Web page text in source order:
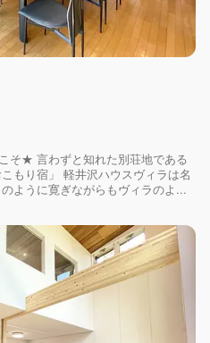
そ★ 言わずと知れた別荘地である
もり宿」 軽井沢ハウスヴィラは名
ように寛ぎながらもヴィラのよ...